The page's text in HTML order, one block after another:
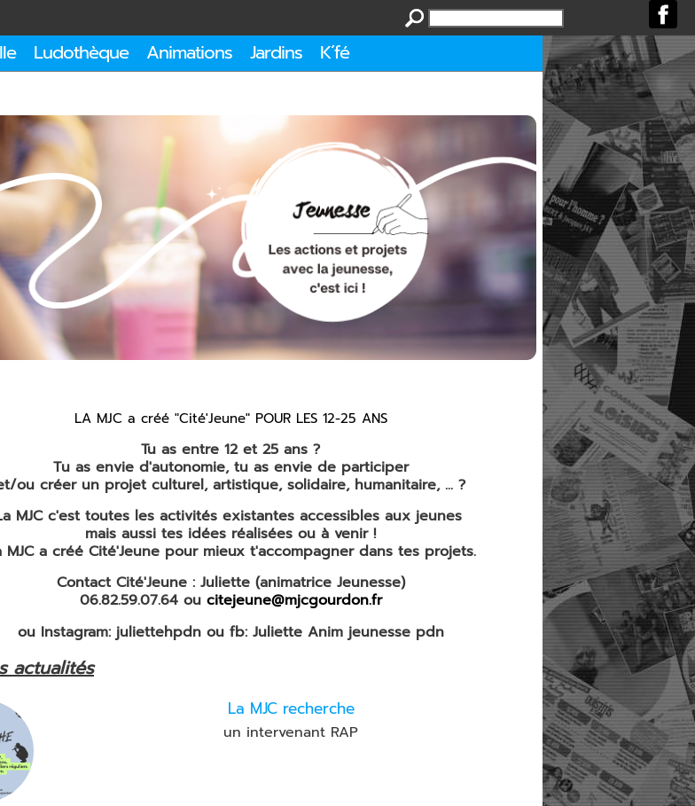
Ludothèque Animations Jardins K´fé
LA MJC a créé "Cité'Jeune" POUR LES 12-25 ANS
Tu as entre 12 et 25 ans ?
Tu as envie d'autonomie, tu as envie de participer
ou créer un projet culturel, artistique, solidaire, humanitaire, ... ?
MJC c'est toutes les activités existantes accessibles aux jeunes
mais aussi tes idées réalisées ou à venir !
MJC a créé Cité'Jeune pour mieux t'accompagner dans tes projets.
Contact Cité'Jeune : Juliette (animatrice Jeunesse)
06.82.59.07.64 ou citejeune@mjcgourdon.fr
ou Instagram: juliettehpdn ou fb: Juliette Anim jeunesse pdn
actualités
La MJC recherche
un intervenant RAP